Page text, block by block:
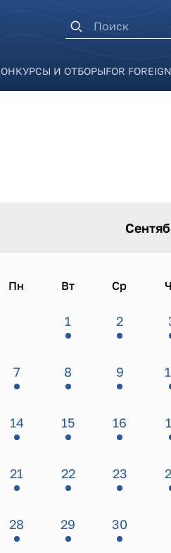
Форма
И ОТБОРЫFOR
Пн Вт Ср
1 2
7 8 9
14 15 16
21 22 23
28 29 30